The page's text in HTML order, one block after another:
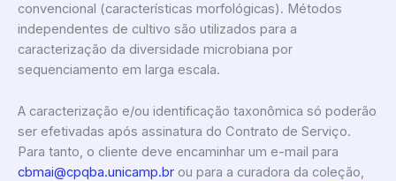
convencional (características morfológicas). Métodos
independentes de cultivo são utilizados para a
caracterização da diversidade microbiana por
sequenciamento em larga escala.
A caracterização e/ou identificação taxonômica só poderão
ser efetivadas após assinatura do Contrato de Serviço.
Para tanto, o cliente deve encaminhar um e-mail para
cbmai@cpqba.unicamp.br ou para a curadora da coleção,